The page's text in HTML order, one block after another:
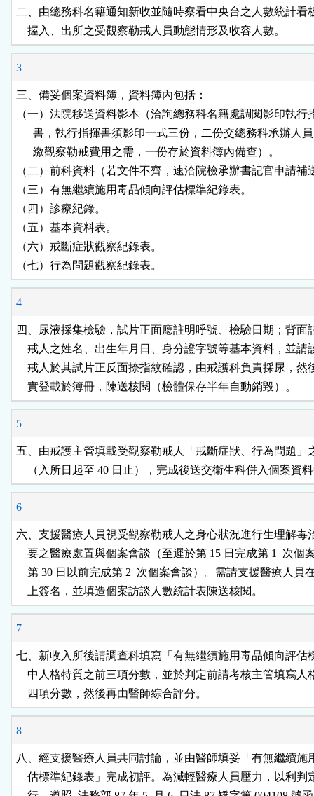
二、由總務科名籍通知新收並隨時察看中央台之人數統計看
    握入、出所之受觀察勒戒人員動態情形及收容人數。
3
三、備妥個案資料簿，資料簿內包括：
（一）法院移送資料影本（洽詢總務科名籍處調閱影印執行
書，執行指揮書須影印一式三份，二份交總務科承辦人
      繳觀察勒戒費用之需，一份存於資料簿內備查）。
（二）前科資料（若文件不齊，速洽院檢承辦書記官申請補
（三）有無繼續施用毒品傾向評估標準紀錄表。
（四）診療紀錄。
（五）基本資料表。
（六）戒斷症狀觀察紀錄表。
（七）行為問題觀察紀錄表。
4
四、尿液採集檢驗，試片正面應註明呼號、檢驗日期；背面
戒人之姓名、出生年月日、身分證字號等基本資料，並請
戒人於其試片正反面捺指紋確認，由戒護科負責採尿，然
    實登載於簿冊，陳送核閱（檢體保存半年自動銷毀）。
5
五、由戒護主管填載受觀察勒戒人「戒斷症狀、行為問題」
（入所日起至 40 日止），完成後送交衛生科併入個案資
6
六、支援醫療人員視受觀察勒戒人之身心狀況進行生理解毒
要之醫療處置與個案會談（至遲於第 15 日完成第 1  次個
第 30 日以前完成第 2  次個案會談）。需請支援醫療人員
    上簽名，並填造個案訪談人數統計表陳送核閱。
7
七、新收入所後請調查科填寫「有無繼續施用毒品傾向評估
中人格特質之前三項分數，並於判定前請考核主管填寫人
    四項分數，然後再由醫師綜合評分。
8
八、經支援醫療人員共同討論，並由醫師填妥「有無繼續施
估標準紀錄表」完成初評。為減輕醫療人員壓力，以利判